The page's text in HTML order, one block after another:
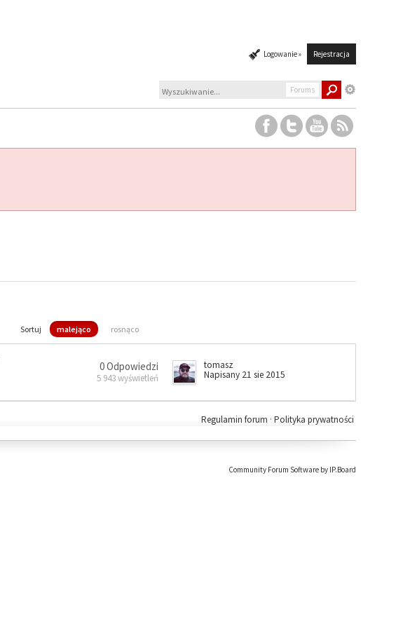
Logowanie » Rejestracja
Forums
Sortuj malejąco rosnąco
0 Odpowiedzi
5 943 wyświetleń
tomasz
Napisany 21 sie 2015
Polityka prywatności
Regulamin forum ·
Community Forum Software by IP.Board